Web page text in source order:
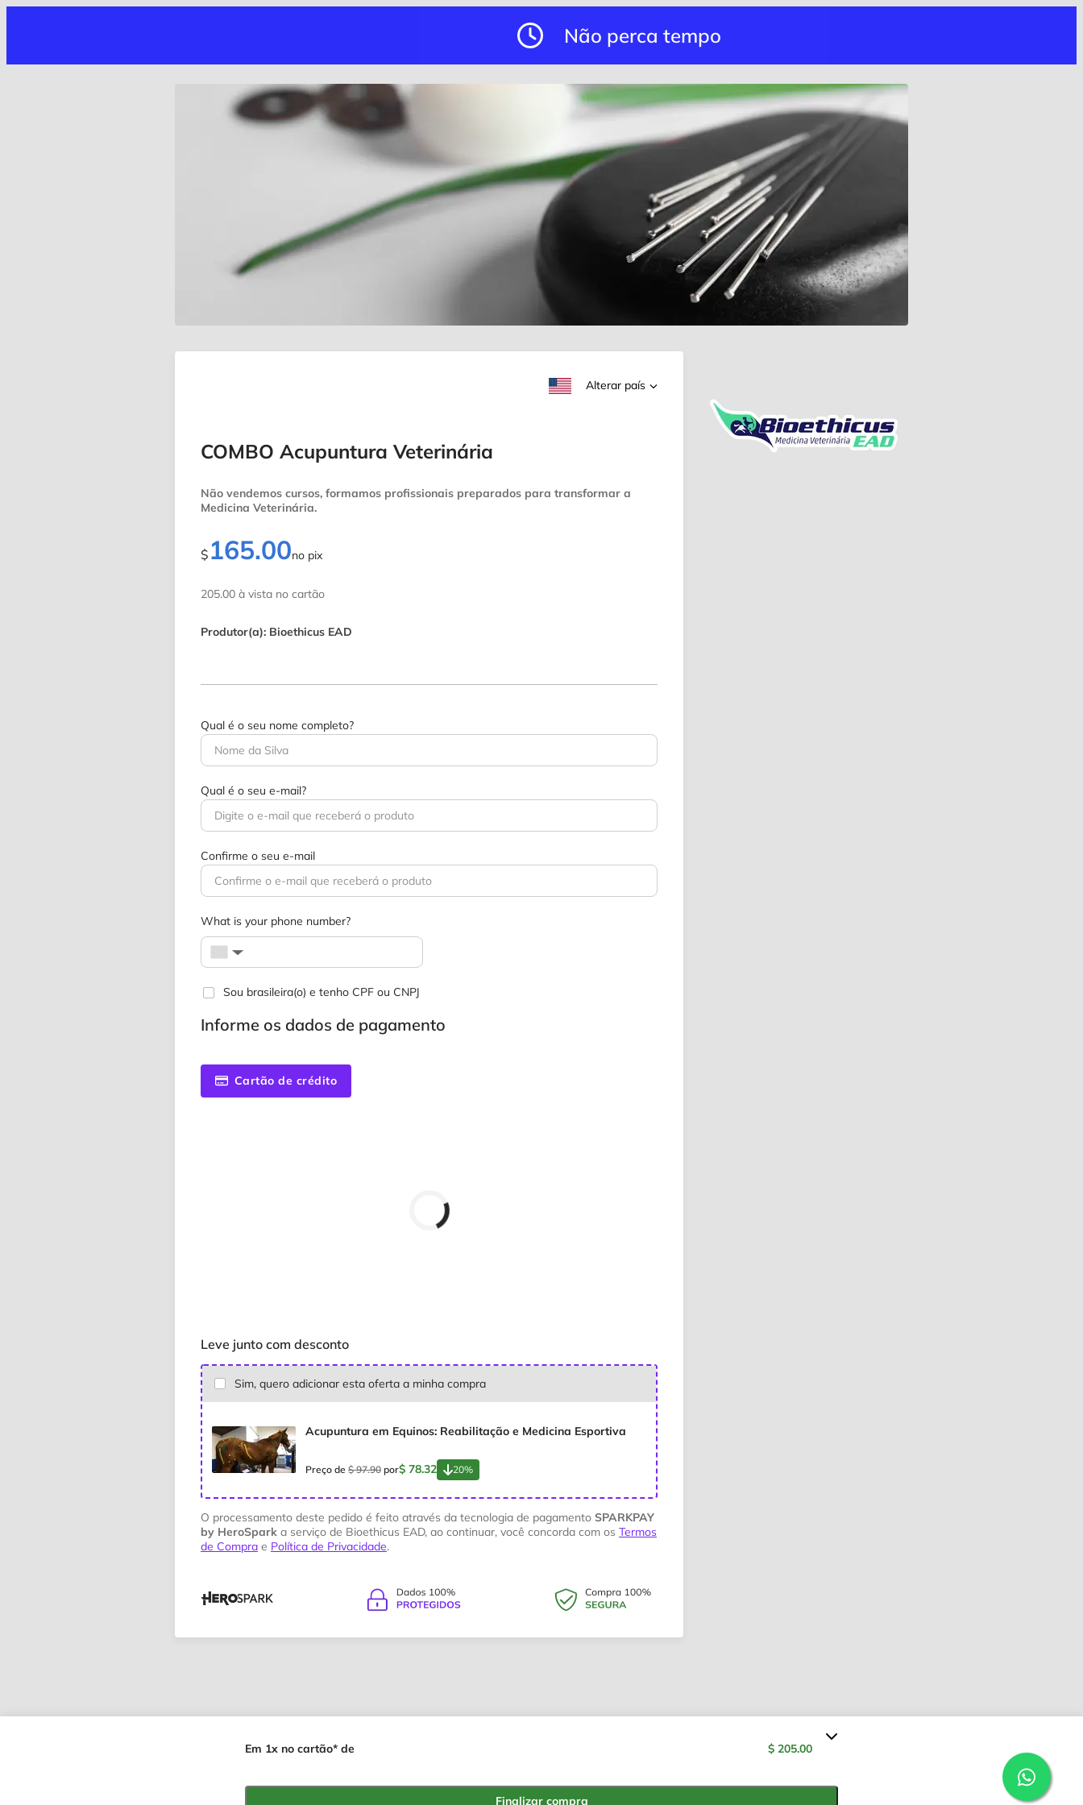
Não perca tempo
Alterar país
COMBO Acupuntura Veterinária
Não vendemos cursos, formamos profissionais preparados para transformar a
Medicina Veterinária.
$ 165.00no pix
205.00 à vista no cartão
Produtor(a): Bioethicus EAD
Qual é o seu nome completo?
Qual é o seu e-mail?
Confirme o seu e-mail
What is your phone number?
▼
Sou brasileira(o) e tenho CPF ou CNPJ
Informe os dados de pagamento
Cartão de crédito
Leve junto com desconto
Sim, quero adicionar esta oferta a minha compra
Acupuntura em Equinos: Reabilitação e Medicina Esportiva
Preço de $ 97.90 por$ 78.32 20%
Resumo dos valores
Em 1x no cartão* de $ 205.00
Finalizar compra
O processamento deste pedido é feito através da tecnologia de pagamento SPARKPAY
by HeroSpark a serviço de Bioethicus EAD, ao continuar, você concorda com os Termos
de Compra e Política de Privacidade.